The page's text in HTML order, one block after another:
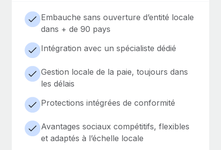
Embauche sans ouverture d’entité locale
dans + de 90 pays
Intégration avec un spécialiste dédié
Gestion locale de la paie, toujours dans
les délais
Protections intégrées de conformité
Avantages sociaux compétitifs, flexibles
et adaptés à l’échelle locale